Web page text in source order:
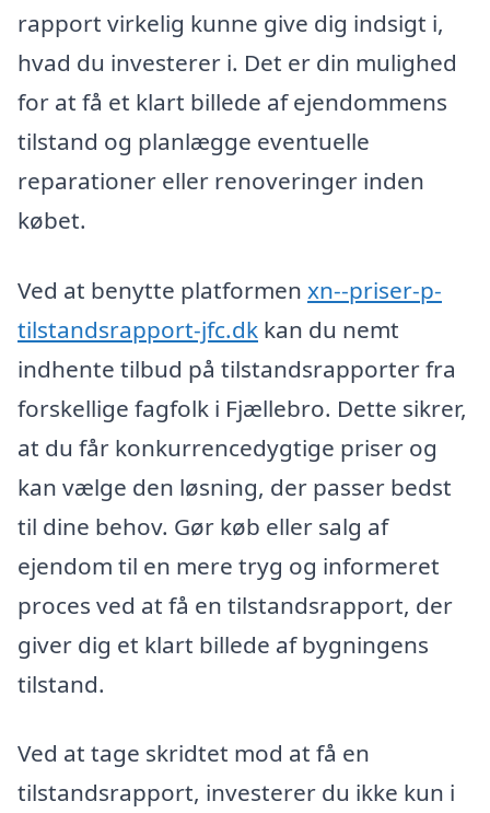
rapport virkelig kunne give dig indsigt i,
hvad du investerer i. Det er din mulighed
for at få et klart billede af ejendommens
tilstand og planlægge eventuelle
reparationer eller renoveringer inden
købet.
Ved at benytte platformen xn--priser-p-
tilstandsrapport-jfc.dk kan du nemt
indhente tilbud på tilstandsrapporter fra
forskellige fagfolk i Fjællebro. Dette sikrer,
at du får konkurrencedygtige priser og
kan vælge den løsning, der passer bedst
til dine behov. Gør køb eller salg af
ejendom til en mere tryg og informeret
proces ved at få en tilstandsrapport, der
giver dig et klart billede af bygningens
tilstand.
Ved at tage skridtet mod at få en
tilstandsrapport, investerer du ikke kun i